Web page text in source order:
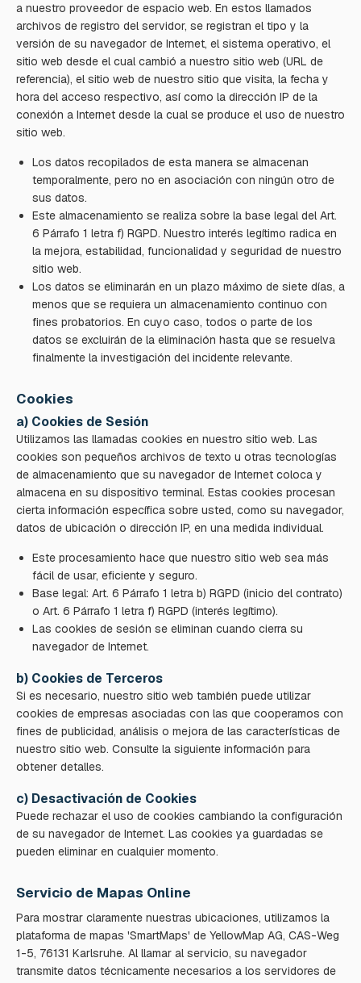
a nuestro proveedor de espacio web. En estos llamados
archivos de registro del servidor, se registran el tipo y la
versión de su navegador de Internet, el sistema operativo, el
sitio web desde el cual cambió a nuestro sitio web (URL de
referencia), el sitio web de nuestro sitio que visita, la fecha y
hora del acceso respectivo, así como la dirección IP de la
conexión a Internet desde la cual se produce el uso de nuestro
sitio web.
Los datos recopilados de esta manera se almacenan
temporalmente, pero no en asociación con ningún otro de
sus datos.
Este almacenamiento se realiza sobre la base legal del Art.
6 Párrafo 1 letra f) RGPD. Nuestro interés legítimo radica en
la mejora, estabilidad, funcionalidad y seguridad de nuestro
sitio web.
Los datos se eliminarán en un plazo máximo de siete días, a
menos que se requiera un almacenamiento continuo con
fines probatorios. En cuyo caso, todos o parte de los
datos se excluirán de la eliminación hasta que se resuelva
finalmente la investigación del incidente relevante.
Cookies
a) Cookies de Sesión
Utilizamos las llamadas cookies en nuestro sitio web. Las
cookies son pequeños archivos de texto u otras tecnologías
de almacenamiento que su navegador de Internet coloca y
almacena en su dispositivo terminal. Estas cookies procesan
cierta información específica sobre usted, como su navegador,
datos de ubicación o dirección IP, en una medida individual.
Este procesamiento hace que nuestro sitio web sea más
fácil de usar, eficiente y seguro.
Base legal: Art. 6 Párrafo 1 letra b) RGPD (inicio del contrato)
o Art. 6 Párrafo 1 letra f) RGPD (interés legítimo).
Las cookies de sesión se eliminan cuando cierra su
navegador de Internet.
b) Cookies de Terceros
Si es necesario, nuestro sitio web también puede utilizar
cookies de empresas asociadas con las que cooperamos con
fines de publicidad, análisis o mejora de las características de
nuestro sitio web. Consulte la siguiente información para
obtener detalles.
c) Desactivación de Cookies
Puede rechazar el uso de cookies cambiando la configuración
de su navegador de Internet. Las cookies ya guardadas se
pueden eliminar en cualquier momento.
Servicio de Mapas Online
Para mostrar claramente nuestras ubicaciones, utilizamos la
plataforma de mapas 'SmartMaps' de YellowMap AG, CAS-Weg
1-5, 76131 Karlsruhe. Al llamar al servicio, su navegador
transmite datos técnicamente necesarios a los servidores de